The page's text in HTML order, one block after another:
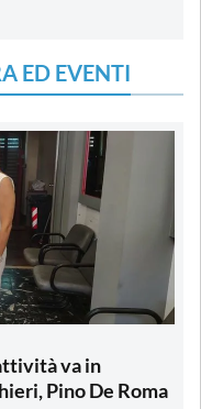
ED EVENTI
va in
Pino De Roma